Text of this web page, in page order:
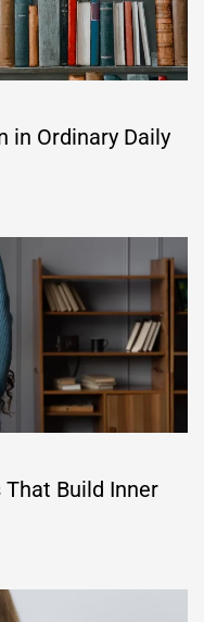
in Ordinary Daily
That Build Inner